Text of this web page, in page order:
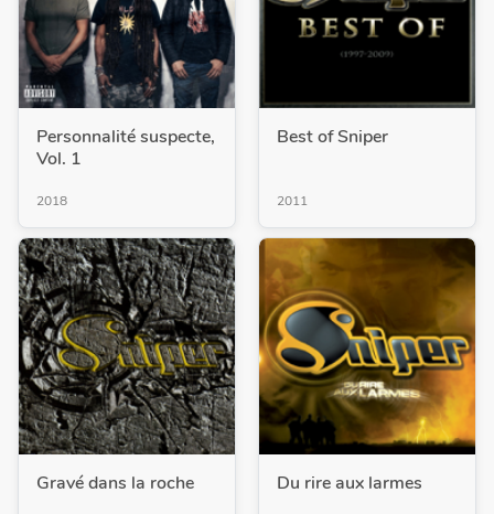
Personnalité suspecte,
Vol. 1
2018
Best of Sniper
2011
Gravé dans la roche Du rire aux larmes